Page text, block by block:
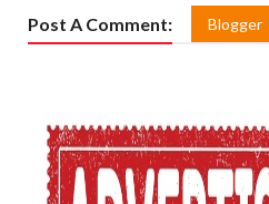
Post A Comment: Blogger